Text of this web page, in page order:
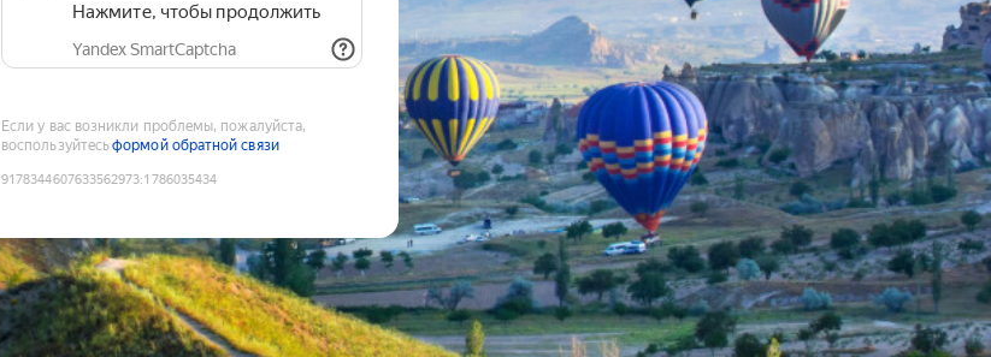
Нажмите, чтобы продолжить
Yandex SmartCaptcha
Если у вас возникли проблемы, пожалуйста,
воспользуйтесьформой обратной связи
9178344607633562973:1786035434